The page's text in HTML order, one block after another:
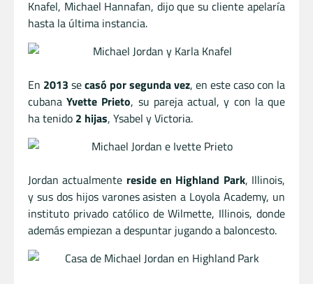
Knafel, Michael Hannafan, dijo que su cliente apelaría
hasta la última instancia.
En 2013 secasó por segunda vez, en este caso con la
cubanaYvette Prieto, su pareja actual, y con la que
ha tenido 2 hijas, Ysabel y Victoria.
Jordan actualmente reside en Highland Park, Illinois,
y sus dos hijos varones asisten a Loyola Academy, un
instituto privado católico de Wilmette, Illinois, donde
además empiezan a despuntar jugando a baloncesto.